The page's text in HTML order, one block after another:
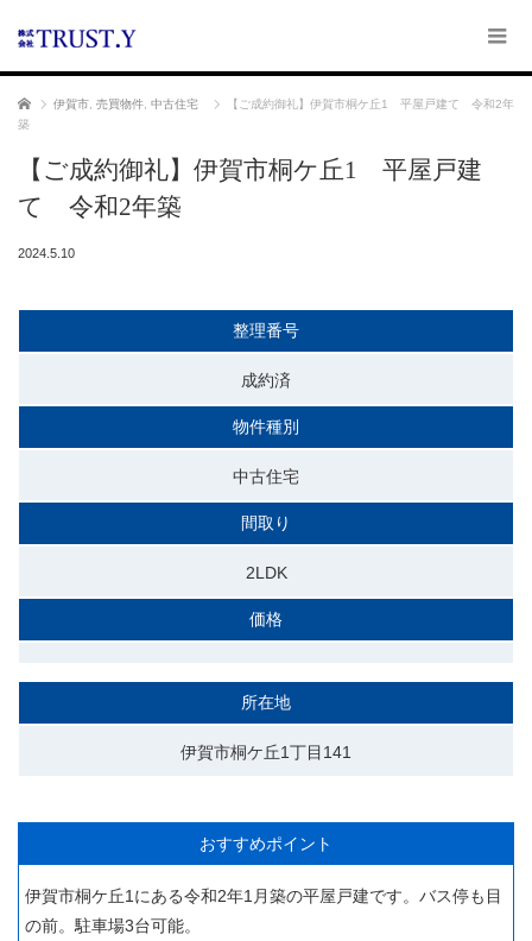
ホーム 伊賀市 売買物件 中古住宅
【ご成約御礼】伊賀市桐ケ丘1 平屋戸建て 令和2年
築
【ご成約御礼】伊賀市桐ケ丘1 平屋戸建
て 令和2年築
2024.5.10
整理番号
成約済
物件種別
中古住宅
間取り
2LDK
価格
所在地
伊賀市桐ケ丘1丁目141
おすすめポイント
伊賀市桐ケ丘1にある令和2年1月築の平屋戸建です。バス停も目
の前。駐車場3台可能。